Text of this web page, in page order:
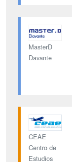
MasterD
Davante
CEAE
Centro de
Estudios